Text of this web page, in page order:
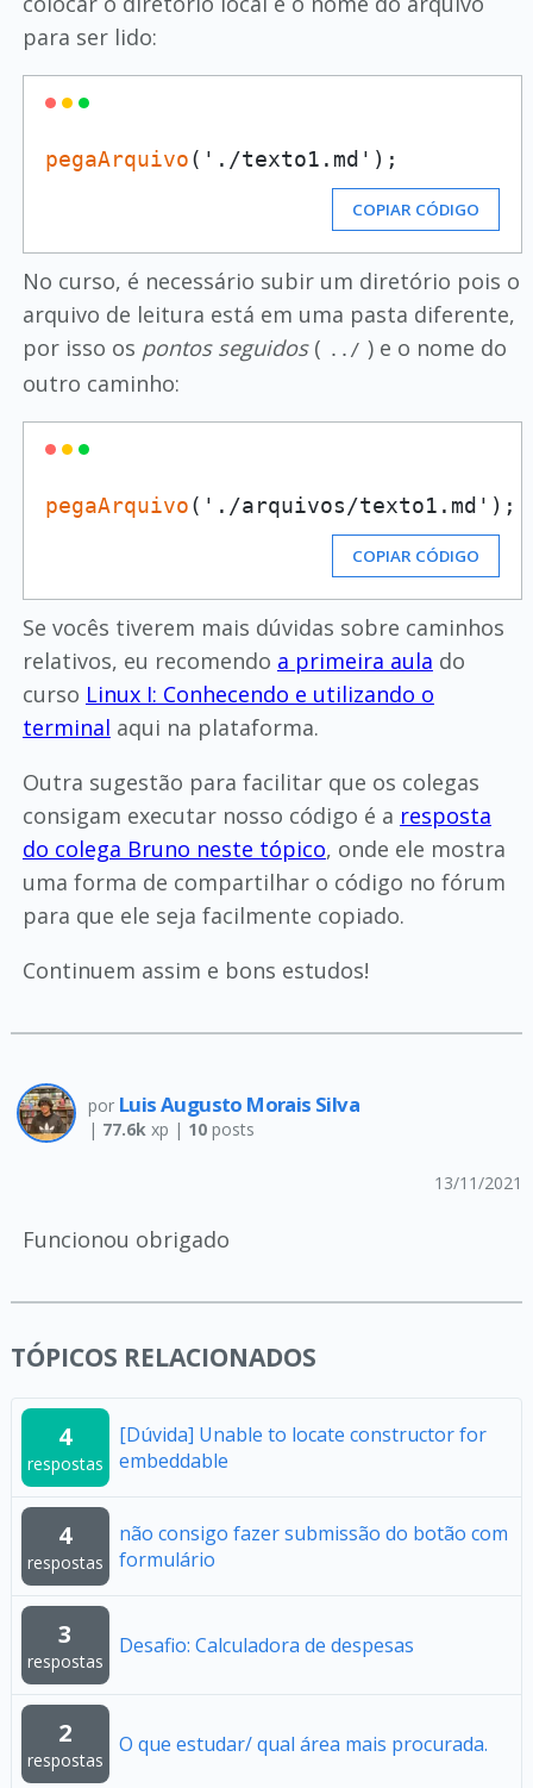
para ser lido:
pegaArquivo('./texto1.md');
COPIAR CÓDIGO
No curso, é necessário subir um diretório pois o
arquivo de leitura está em uma pasta diferente,
por isso os pontos seguidos( ../ ) e o nome do
outro caminho:
pegaArquivo('./arquivos/texto1.md');
COPIAR CÓDIGO
Se vocês tiverem mais dúvidas sobre caminhos
relativos, eu recomendo a primeira aula do
curso Linux I: Conhecendo e utilizando o
terminal aqui na plataforma.
Outra sugestão para facilitar que os colegas
consigam executar nosso código é a resposta
do colega Bruno neste tópico, onde ele mostra
uma forma de compartilhar o código no fórum
para que ele seja facilmente copiado.
Continuem assim e bons estudos!
por Luis Augusto Morais Silva
| 77.6kxp | 10posts
13/11/2021
Funcionou obrigado
TÓPICOS RELACIONADOS
4
respostas
[Dúvida] Unable to locate constructor for
embeddable
4
respostas
não consigo fazer submissão do botão com
formulário
3
respostas
Desafio: Calculadora de despesas
2
respostas
O que estudar/ qual área mais procurada.